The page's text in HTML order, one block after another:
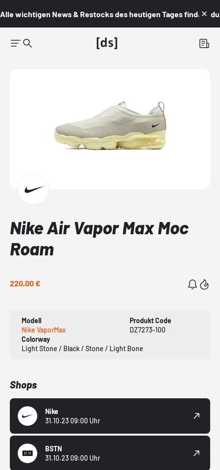
Alle wichtigen News & Restocks des heutigen Tages findest du
Nike Air Vapor Max Moc
Roam
220,00 €
Modell
Nike VaporMax
Produkt Code
DZ7273-100
Colorway
Light Stone / Black / Stone / Light Bone
Shops
Nike
31.10.23 09:00 Uhr
BSTN
31.10.23 09:00 Uhr